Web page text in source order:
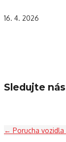
16. 4. 2026
Sledujte
← Porucha